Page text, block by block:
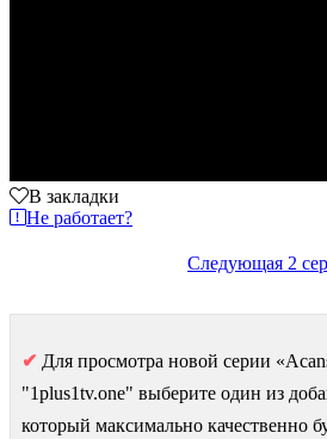
В закладки
Не работает?
Следующая 2
✔ Для просмотра новой серии
"1plus1tv.one" выберите один из
который максимально качественно